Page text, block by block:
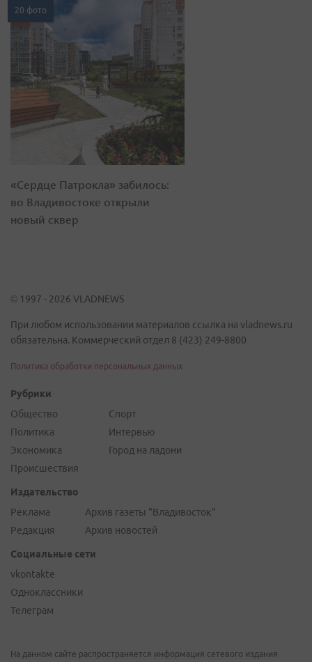
20 фото
«Сердце Патрокла» забилось:
во Владивостоке открыли
новый сквер
© 1997 - 2026 VLADNEWS
При любом использовании материалов ссылка на vladnews.ru
обязательна. Коммерческий отдел 8 (423) 249-8800
Политика обработки персональных данных
Рубрики
Общество
Политика
Экономика
Происшествия
Спорт
Интервью
Город на ладони
Издательство
Реклама
Редакция
Архив газеты "Владивосток"
Архив новостей
Социальные сети
vkontakte
Одноклассники
Телеграм
На данном сайте распространяется информация сетевого издания